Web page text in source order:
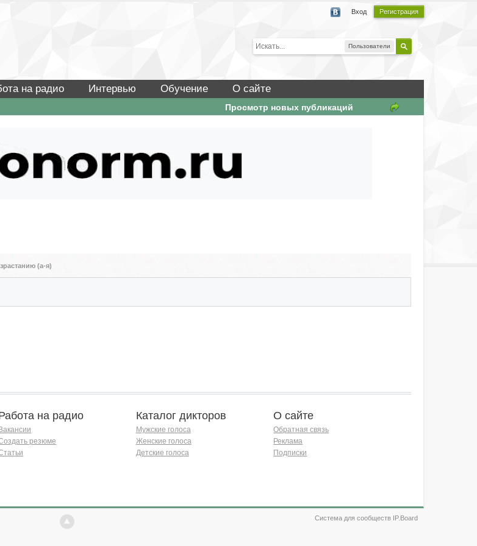
Вход Регистрация
Пользователи
на радио Интервью Обучение О сайте
Просмотр новых публикаций
(а-я)
на радио
Вакансии
резюме
Каталог дикторов
Мужские голоса
Женские голоса
Детские голоса
О сайте
Обратная связь
Реклама
Подписки
Система для сообществ IP.Board